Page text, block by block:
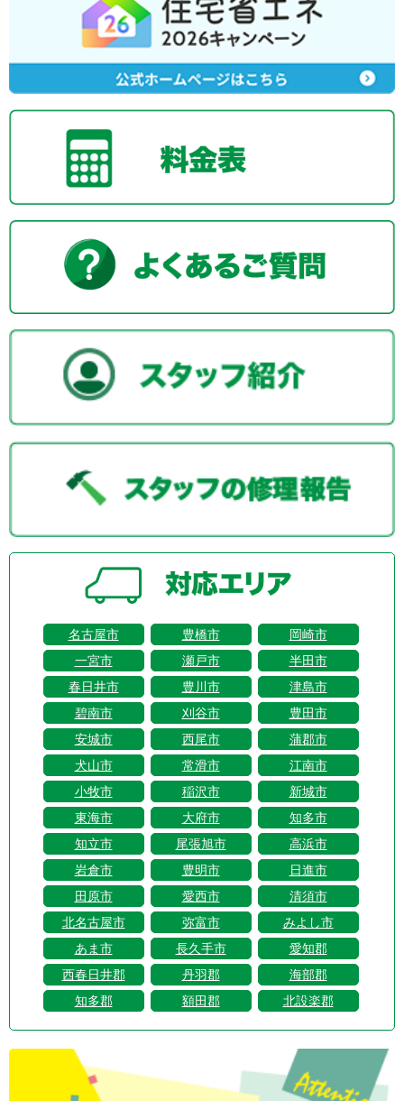
名古屋市 豊橋市
岡崎市
一宮市
瀬戸市
半田市
春日井市
豊川市
津島市
碧南市
刈谷市
豊田市
安城市
西尾市
蒲郡市
犬山市
常滑市
江南市
小牧市
稲沢市
新城市
東海市
大府市
知多市
知立市
尾張旭市
高浜市
岩倉市
豊明市
日進市
田原市
愛西市
清須市
北名古屋市
弥富市
みよし市
あま市
長久手市
愛知郡
西春日井郡
丹羽郡
海部郡
知多郡
額田郡 北設楽郡